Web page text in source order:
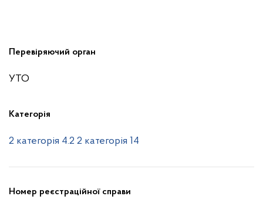
Перевіряючий орган
УТО
Категорія
2 категорія 4.2 2 категорія 14
Номер реєстраційної справи